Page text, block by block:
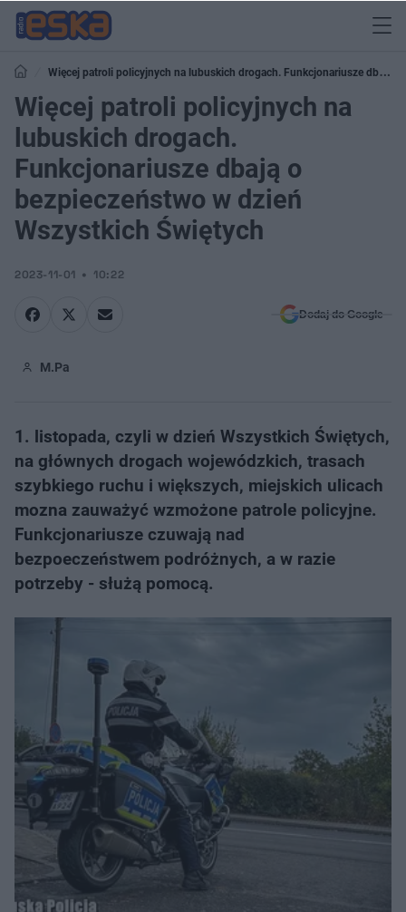
Więcej patroli policyjnych na lubuskich drogach. Funkcjonariusze dbają o
bezpieczeństwo w dzień Wszystkich Świętych
Więcej patroli policyjnych na
lubuskich drogach.
Funkcjonariusze dbają o
bezpieczeństwo w dzień
Wszystkich Świętych
2023-11-01 10:22
Dodaj do Google
M.Pa
1. listopada, czyli w dzień Wszystkich Świętych,
na głównych drogach wojewódzkich, trasach
szybkiego ruchu i większych, miejskich ulicach
mozna zauważyć wzmożone patrole policyjne.
Funkcjonariusze czuwają nad
bezpoeczeństwem podróżnych, a w razie
potrzeby - służą pomocą.